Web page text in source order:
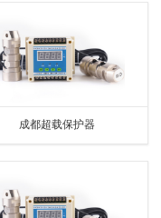
成都超载保护器